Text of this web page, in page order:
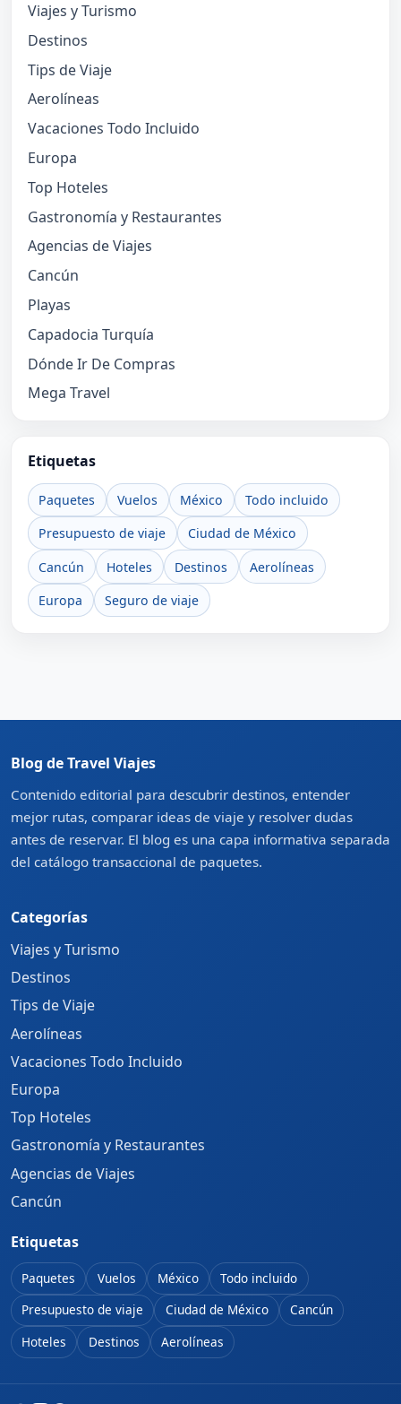
Viajes y Turismo
Destinos
Tips de Viaje
Aerolíneas
Vacaciones Todo Incluido
Europa
Top Hoteles
Gastronomía y Restaurantes
Agencias de Viajes
Cancún
Playas
Capadocia Turquía
Dónde Ir De Compras
Mega Travel
Etiquetas
Paquetes Vuelos México
Todo incluido
Presupuesto de viaje
Ciudad de México
Cancún
Hoteles Destinos
Aerolíneas
Europa
Seguro de viaje
Blog de Travel Viajes
Contenido editorial para descubrir destinos, entender
mejor rutas, comparar ideas de viaje y resolver dudas
antes de reservar. El blog es una capa informativa separada
del catálogo transaccional de paquetes.
Categorías
Viajes y Turismo
Destinos
Tips de Viaje
Aerolíneas
Vacaciones Todo Incluido
Europa
Top Hoteles
Gastronomía y Restaurantes
Agencias de Viajes
Cancún
Etiquetas
Paquetes Vuelos México
Todo incluido
Presupuesto de viaje
Ciudad de México
Cancún
Hoteles
Destinos Aerolíneas